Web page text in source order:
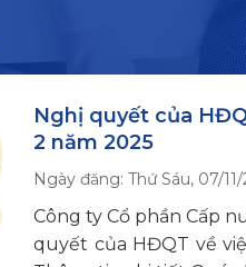
Nghị quyết của
2 năm 2025
Ngày đăng: Thứ Sáu, 07/
Công ty Cổ phần Cấp
quyết của HĐQT về